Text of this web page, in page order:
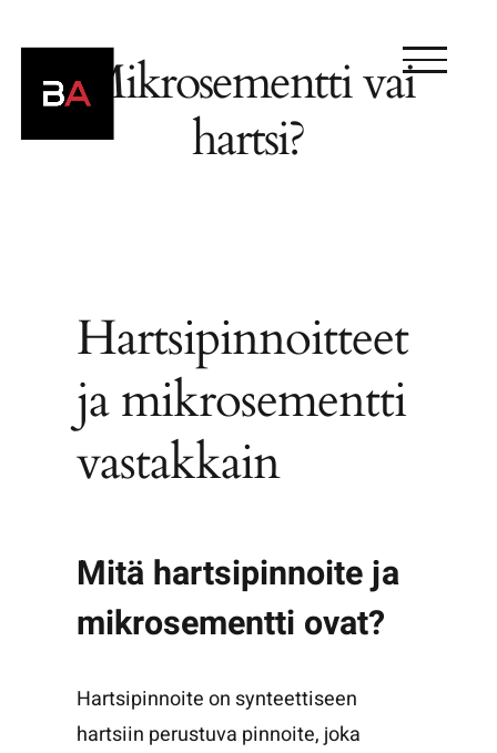
sisältöönMikrosementti vai
hartsi?
Hartsipinnoitteet
ja mikrosementti
vastakkain
Mitä hartsipinnoite ja
mikrosementti ovat?
Hartsipinnoite on synteettiseen
hartsiin perustuva pinnoite, joka